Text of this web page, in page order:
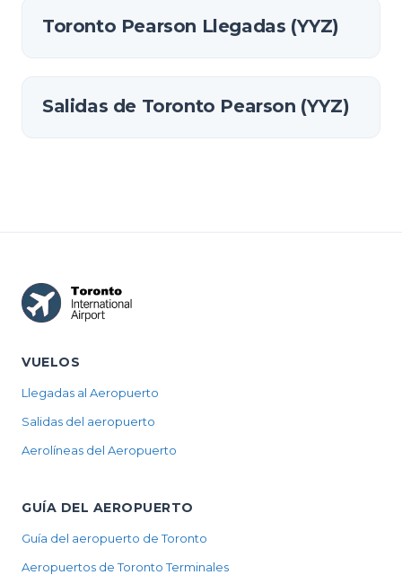
Toronto Pearson Llegadas (YYZ)
Salidas de Toronto Pearson (YYZ)
VUELOS
Llegadas al Aeropuerto
Salidas del aeropuerto
Aerolíneas del Aeropuerto
GUÍA DEL AEROPUERTO
Guía del aeropuerto de Toronto
Aeropuertos de Toronto Terminales